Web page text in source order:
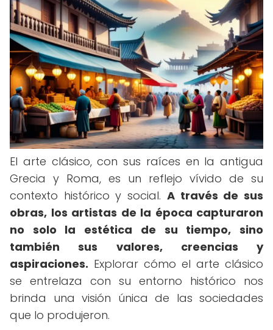
El arte clásico, con sus raíces en la antigua
Grecia y Roma, es un reflejo vívido de su
contexto histórico y social. A través de sus
obras, los artistas de la época capturaron
no solo la estética de su tiempo, sino
también sus valores, creencias y
aspiraciones. Explorar cómo el arte clásico
se entrelaza con su entorno histórico nos
brinda una visión única de las sociedades
que lo produjeron.